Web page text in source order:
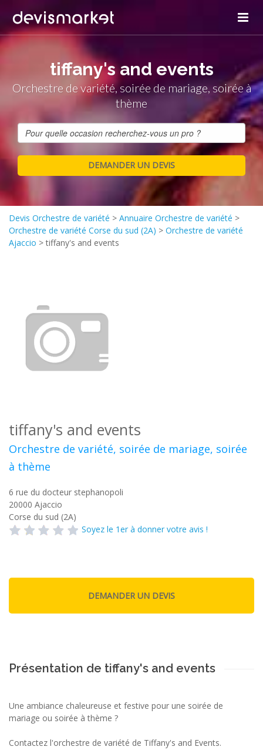
tiffany's and events
Orchestre de variété, soirée de mariage, soirée à
thème
Devis Orchestre de variété > Annuaire Orchestre de variété >
Orchestre de variété Corse du sud (2A) > Orchestre de variété
Ajaccio >tiffany's and events
tiffany's and events
Orchestre de variété, soirée de mariage, soirée
à thème
6 rue du docteur stephanopoli
20000 Ajaccio
Corse du sud (2A)
Soyez le 1er à donner votre avis !
Présentation de tiffany's and events
Une ambiance chaleureuse et festive pour une soirée de
mariage ou soirée à thème ?
Contactez l'orchestre de variété de Tiffany's and Events.